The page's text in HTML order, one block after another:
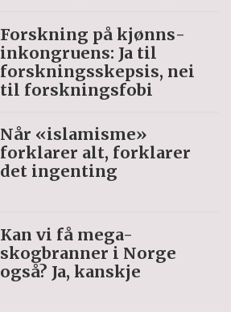
Forskning på kjønns­
inkongruens: Ja til
forskningsskepsis, nei
til forskningsfobi
Når «islamisme»
forklarer alt, forklarer
det ingenting
Kan vi få mega-
skogbranner i Norge
også? Ja, kanskje